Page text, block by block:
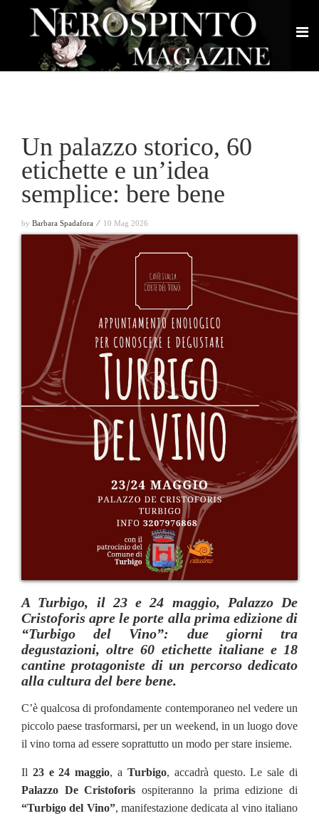
Un palazzo storico, 60
etichette e un’idea
semplice: bere bene
by Barbara Spadafora ⁄ 10 Mag 2026
A Turbigo, il 23 e 24 maggio, Palazzo De
Cristoforis apre le porte alla prima edizione di
“Turbigo del Vino”: due giorni tra
degustazioni, oltre60 etichette italianee 18
cantine protagoniste di un percorso dedicato
alla cultura del bere bene.
C’è qualcosa di profondamente contemporaneo nel vedere un
piccolo paese trasformarsi, per un weekend, in un luogo dove
il vino torna ad essere soprattutto un modo per stare insieme.
Il 23 e 24 maggio, a Turbigo, accadrà questo. Le sale di
Palazzo De Cristoforis ospiteranno la prima edizione di
“Turbigo del Vino”, manifestazione dedicata al vino italiano